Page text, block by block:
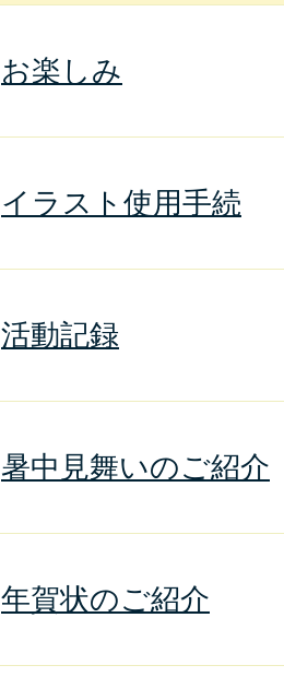
お楽しみ
イラスト使用手続
活動記録
暑中見舞いのご紹介
年賀状のご紹介